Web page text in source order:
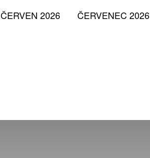
ČERVENEC 2026
ČERVEN 2026